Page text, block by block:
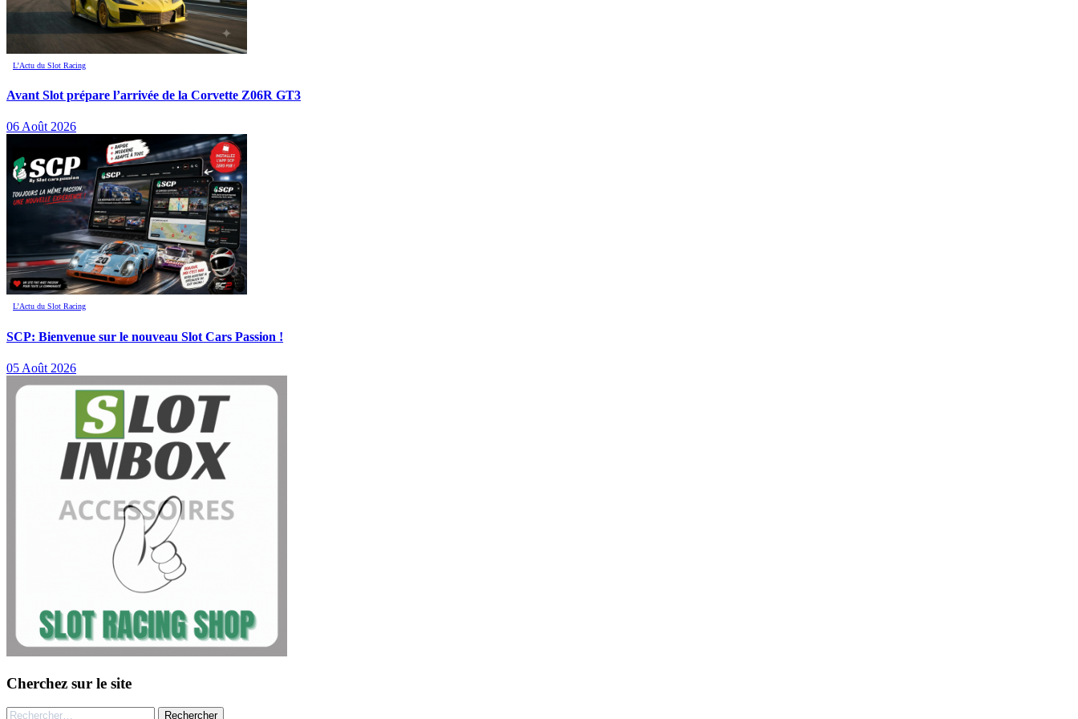
L’Actu du Slot Racing
Avant Slot prépare l’arrivée de la Corvette Z06R GT3
06 Août 2026
L’Actu du Slot Racing
SCP: Bienvenue sur le nouveau Slot Cars Passion !
05 Août 2026
Cherchez sur le site
Rechercher :